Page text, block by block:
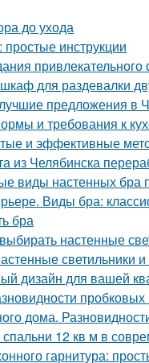
до ухода
инструкции
для раздевалки
предложения в
и требования к
и эффективные
из Челябинска
виды настенных бра
Виды бра:
бра
настенные
светильники
дизайн для вашей
пробковых
дома.
12 кв м в
гарнитура: